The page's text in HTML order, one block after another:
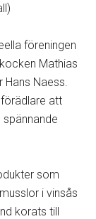
föreningen
Mathias
Hans Naess.
att
som
i vinsås
korats till